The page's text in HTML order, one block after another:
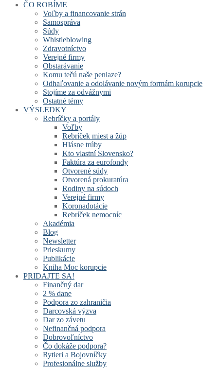
ČO ROBÍME
Voľby a financovanie strán
Samospráva
Súdy
Whistleblowing
Zdravotníctvo
Verejné firmy
Obstarávanie
Komu tečú naše peniaze?
Odhaľovanie a odolávanie novým formám korupcie
Stojíme za odvážnymi
Ostatné témy
VÝSLEDKY
Rebríčky a portály
Voľby
Rebríček miest a žúp
Hlásne trúby
Kto vlastní Slovensko?
Faktúra za eurofondy
Otvorené súdy
Otvorená prokuratúra
Rodiny na súdoch
Verejné firmy
Koronadotácie
Rebríček nemocníc
Akadémia
Blog
Newsletter
Prieskumy
Publikácie
Kniha Moc korupcie
PRIDAJTE SA!
Finančný dar
2 % dane
Podpora zo zahraničia
Darcovská výzva
Dar zo závetu
Nefinančná podpora
Dobrovoľníctvo
Čo dokáže podpora?
Rytieri a Bojovníčky
Profesionálne služby